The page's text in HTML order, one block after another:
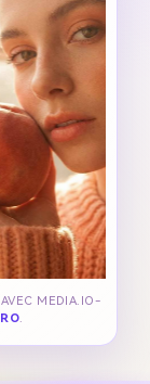
MEDIA.IO-
.